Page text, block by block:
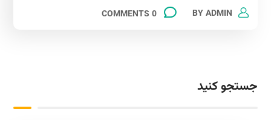
BYADMIN
0 COMMENTS
جستجو کنید